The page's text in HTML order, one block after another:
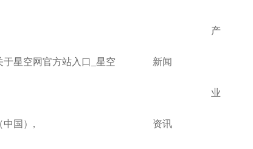
于星空网官方站入口_星空
中国）,
新闻
资讯
产
业